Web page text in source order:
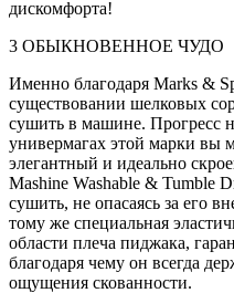
дискомфорта!
3 ОБЫКНОВЕННОЕ ЧУДО
Именно благодаря Marks &
существовании шелковых
сушить в машине. Прогресс
универмагах этой марки вы
элегантный и идеально
Mashine Washable & Tumble
сушить, не опасаясь за его
тому же специальная
области плеча пиджака,
благодаря чему он всегда
ощущения скованности.